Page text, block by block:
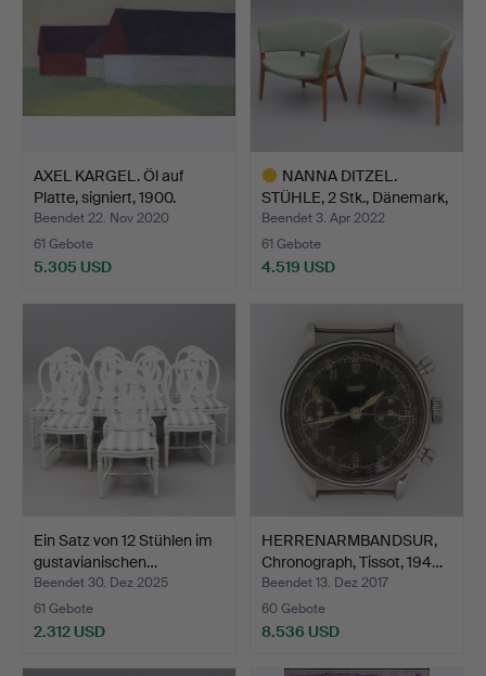
AXEL KARGEL. Öl auf
Platte, signiert, 1900.
Beendet 22. Nov 2020
61 Gebote
5.305 USD
NANNA DITZEL.
STÜHLE, 2 Stk., Dänemark,
Mo…
Beendet 3. Apr 2022
61 Gebote
4.519 USD
Ein Satz von 12 Stühlen im
gustavianischen…
Beendet 30. Dez 2025
61 Gebote
2.312 USD
HERRENARMBANDSUR,
Chronograph, Tissot, 194…
Beendet 13. Dez 2017
60 Gebote
8.536 USD